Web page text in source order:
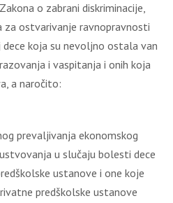
o zabrani diskriminacije,
za ostvarivanje ravnopravnosti
koja su nevoljno ostala van
i vaspitanja i onih koja
a naročito:
prevaljivanja ekonomskog
u slučaju bolesti dece
ustanove i one koje
predškolske ustanove